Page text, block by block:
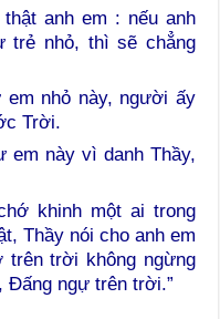
anh em : nếu anh
trẻ nhỏ, thì sẽ chẳng
nhỏ này, người ấy
Trời.
em này vì danh Thầy,
khinh một ai trong
Thầy nói cho anh em
trên trời không ngừng
Đấng ngự trên trời.”